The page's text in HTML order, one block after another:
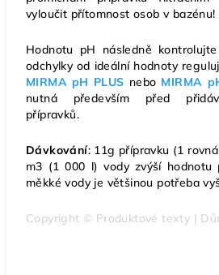
vyloučit přítomnost osob v bazénu!
Hodnotu pH následně
odchylky od ideální hodnoty
MIRMA pH PLUS nebo MIRMA
nutná především před
přípravků.
Dávkování: 11g přípravku (1
m3 (1 000 l) vody zvýší hodnotu
měkké vody je většinou potřeba
Copyright © Produktové texty |